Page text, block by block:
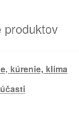
produktov
kúrenie, klíma